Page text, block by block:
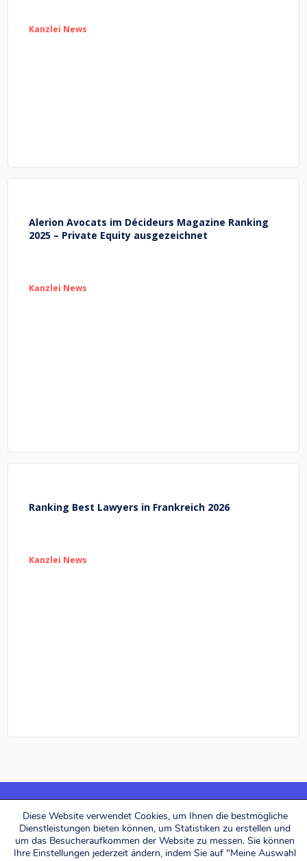
Kanzlei News
Alerion Avocats im Décideurs Magazine Ranking
2025 – Private Equity ausgezeichnet
Kanzlei News
Ranking Best Lawyers in Frankreich 2026
Kanzlei News
Alerion Avocats © 2026. All rights reserved.
Diese Website verwendet Cookies, um Ihnen die bestmögliche
Dienstleistungen bieten können, um Statistiken zu erstellen und
um das Besucheraufkommen der Website zu messen. Sie können
Ihre Einstellungen jederzeit ändern, indem Sie auf "Meine Auswahl